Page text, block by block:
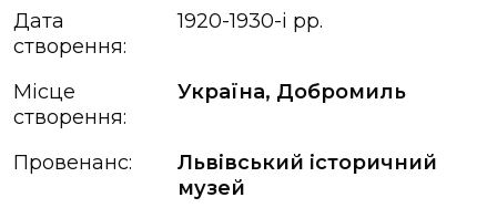
Дата
створення:
1920-1930-і рр.
Місце
створення:
Україна, Добромиль
Провенанс:
Львівський історичний
музей